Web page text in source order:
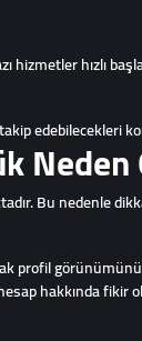
hızlı
edebilecekleri
Bu nedenle
profil
hakkında fikir